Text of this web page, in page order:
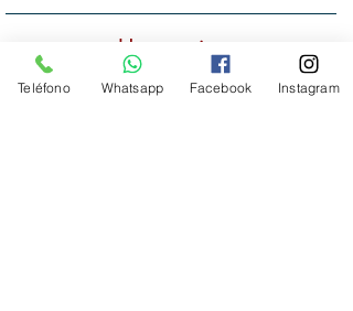
Haz tu cita
2233-6500
Teléfono Whatsapp Facebook Instagram